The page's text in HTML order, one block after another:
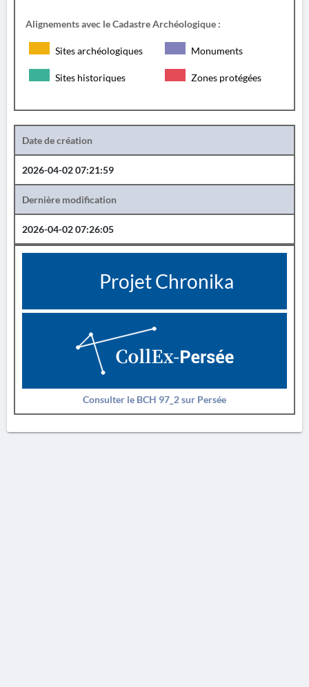
Alignements avec le Cadastre Archéologique :
Sites archéologiques Monuments
Sites historiques Zones protégées
Date de création
2026-04-02 07:21:59
Dernière modification
2026-04-02 07:26:05
Projet Chronika
Consulter le BCH 97_2 sur Persée